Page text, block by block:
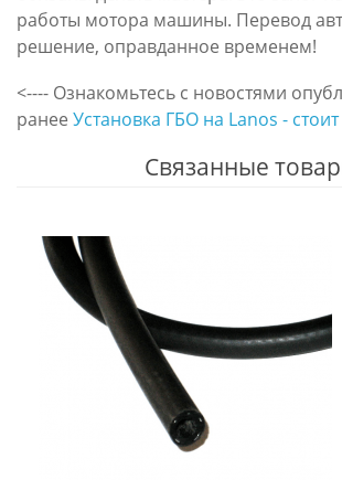
работы мотора машины. Перевод
решение, оправданное временем!
<---- Ознакомьтесь с новостями
ранее Установка ГБО на Lanos -
Связанные